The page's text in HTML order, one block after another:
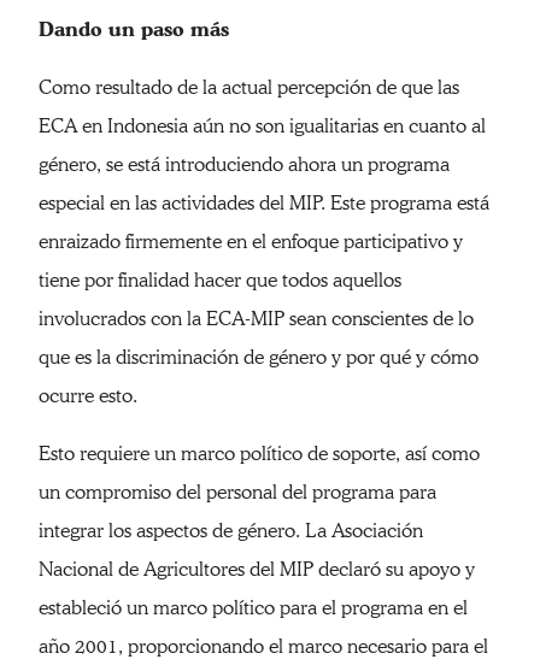
Dando un paso más
Como resultado de la actual percepción de que las
ECA en Indonesia aún no son igualitarias en cuanto al
género, se está introduciendo ahora un programa
especial en las actividades del MIP. Este programa está
enraizado firmemente en el enfoque participativo y
tiene por finalidad hacer que todos aquellos
involucrados con la ECA-MIP sean conscientes de lo
que es la discriminación de género y por qué y cómo
ocurre esto.
Esto requiere un marco político de soporte, así como
un compromiso del personal del programa para
integrar los aspectos de género. La Asociación
Nacional de Agricultores del MIP declaró su apoyo y
estableció un marco político para el programa en el
año 2001, proporcionando el marco necesario para el